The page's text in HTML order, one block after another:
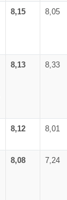
8,15 8,05
8,13 8,33
8,12 8,01
8,08 7,24